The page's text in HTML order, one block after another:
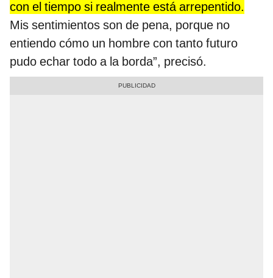
con el tiempo si realmente está arrepentido.
Mis sentimientos son de pena, porque no
entiendo cómo un hombre con tanto futuro
pudo echar todo a la borda”, precisó.